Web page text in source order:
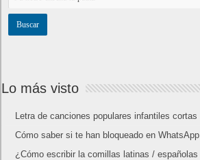
Lo más visto
Letra de canciones populares infantiles cortas
Cómo saber si te han bloqueado en WhatsApp
¿Cómo escribir la comillas latinas / españolas